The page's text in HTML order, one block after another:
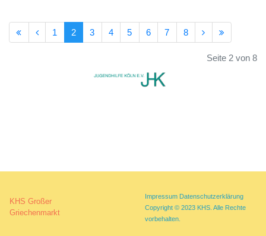
1 2 3 4 5 6 7 8
Seite 2 von 8
KHS Großer
Griechenmarkt
Impressum Datenschutzerklärung
Copyright © 2023 KHS. Alle Rechte
vorbehalten.